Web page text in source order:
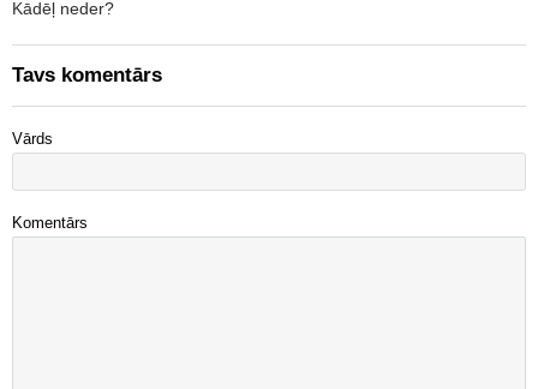
Kādēļ neder?
Tavs komentārs
Vārds
Komentārs